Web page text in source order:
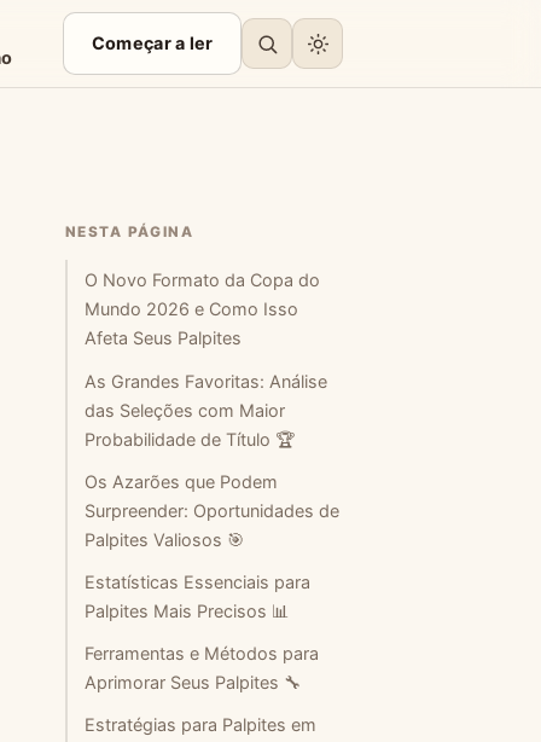
Começar a ler
NESTA PÁGINA
O Novo Formato da Copa do
Mundo 2026 e Como Isso
Afeta Seus Palpites
As Grandes Favoritas: Análise
das Seleções com Maior
Probabilidade de Título 🏆
Os Azarões que Podem
Surpreender: Oportunidades de
Palpites Valiosos 🎯
Estatísticas Essenciais para
Palpites Mais Precisos 📊
Ferramentas e Métodos para
Aprimorar Seus Palpites 🔧
Estratégias para Palpites em